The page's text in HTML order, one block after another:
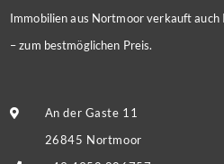
Immobilien aus Nortmoor verkauft
– zum bestmöglichen Preis.
An der Gaste 11
26845 Nortmoor